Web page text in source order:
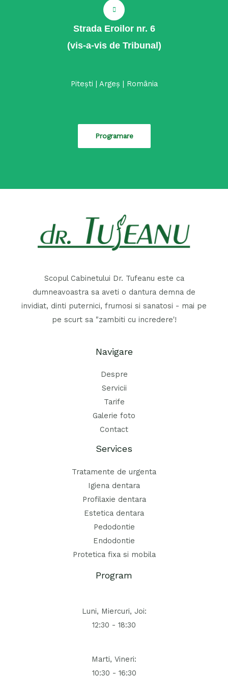
Strada Eroilor nr. 6
(vis-a-vis de Tribunal)
Pitești | Argeș | România
Programare
Scopul Cabinetului Dr. Tufeanu este ca
dumneavoastra sa aveti o dantura demna de
invidiat, dinti puternici, frumosi si sanatosi - mai pe
pe scurt sa "zambiti cu incredere'!
Navigare
Despre
Servicii
Tarife
Galerie foto
Contact
Services
Tratamente de urgenta
Igiena dentara
Profilaxie dentara
Estetica dentara
Pedodontie
Endodontie
Protetica fixa si mobila
Program
Luni, Miercuri, Joi:
12:30 - 18:30
Marti, Vineri:
10:30 - 16:30